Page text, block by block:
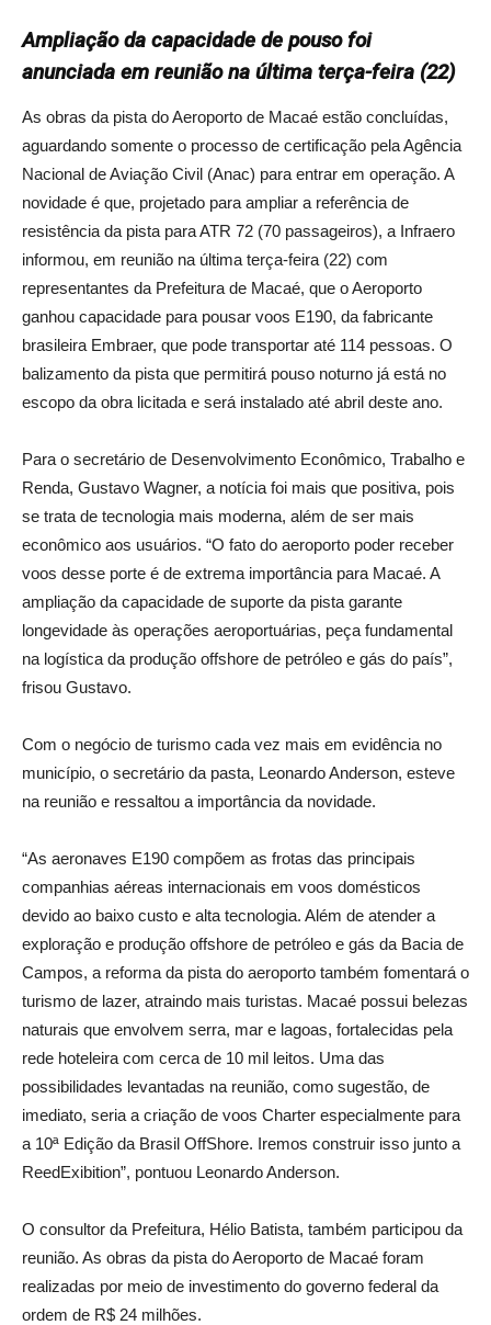
Ampliação da capacidade de pouso foi
anunciada em reunião na última terça-feira (22)
As obras da pista do Aeroporto de Macaé estão concluídas,
aguardando somente o processo de certificação pela Agência
Nacional de Aviação Civil (Anac) para entrar em operação. A
novidade é que, projetado para ampliar a referência de
resistência da pista para ATR 72 (70 passageiros), a Infraero
informou, em reunião na última terça-feira (22) com
representantes da Prefeitura de Macaé, que o Aeroporto
ganhou capacidade para pousar voos E190, da fabricante
brasileira Embraer, que pode transportar até 114 pessoas. O
balizamento da pista que permitirá pouso noturno já está no
escopo da obra licitada e será instalado até abril deste ano.
Para o secretário de Desenvolvimento Econômico, Trabalho e
Renda, Gustavo Wagner, a notícia foi mais que positiva, pois
se trata de tecnologia mais moderna, além de ser mais
econômico aos usuários. “O fato do aeroporto poder receber
voos desse porte é de extrema importância para Macaé. A
ampliação da capacidade de suporte da pista garante
longevidade às operações aeroportuárias, peça fundamental
na logística da produção offshore de petróleo e gás do país”,
frisou Gustavo.
Com o negócio de turismo cada vez mais em evidência no
município, o secretário da pasta, Leonardo Anderson, esteve
na reunião e ressaltou a importância da novidade.
“As aeronaves E190 compõem as frotas das principais
companhias aéreas internacionais em voos domésticos
devido ao baixo custo e alta tecnologia. Além de atender a
exploração e produção offshore de petróleo e gás da Bacia de
Campos, a reforma da pista do aeroporto também fomentará o
turismo de lazer, atraindo mais turistas. Macaé possui belezas
naturais que envolvem serra, mar e lagoas, fortalecidas pela
rede hoteleira com cerca de 10 mil leitos. Uma das
possibilidades levantadas na reunião, como sugestão, de
imediato, seria a criação de voos Charter especialmente para
a 10ª Edição da Brasil OffShore. Iremos construir isso junto a
ReedExibition”, pontuou Leonardo Anderson.
O consultor da Prefeitura, Hélio Batista, também participou da
reunião. As obras da pista do Aeroporto de Macaé foram
realizadas por meio de investimento do governo federal da
ordem de R$ 24 milhões.